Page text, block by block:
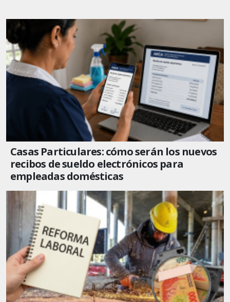
Casas Particulares: cómo serán los nuevos
recibos de sueldo electrónicos para
empleadas domésticas